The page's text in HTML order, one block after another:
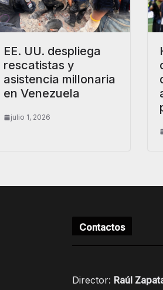
EE. UU. despliega
rescatistas y
asistencia millonaria
en Venezuela
julio 1, 2026
Contactos
Director: Raúl